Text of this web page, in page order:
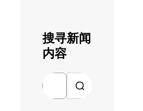
搜寻新闻
内容